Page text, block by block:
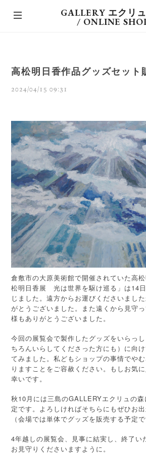
GALLERY エクリ
/ ONLINE
高松明日香作品グッズセット
2024/04/15 09:31
倉敷市の大原美術館で開催されていた高
松明日香展 光は世界を駆け巡る」は14
じました。遠方からお運びくださいまし
がとうございました。また遠くから見守
様もありがとうございました。
今回の展覧会で製作したグッズをいらっ
ちろんいらしてくださった方にも）に向
てみました。私どもショップの事情でや
りますことをご容赦ください。もしお気
幸いです。
秋10月には三島のGALLERYエクリュの
定です。よろしければそちらにもぜひお出
（会場では単体でグッズを販売する予定で
4年越しの展覧会、見事に結実し、終了い
お見守りくださいますように。